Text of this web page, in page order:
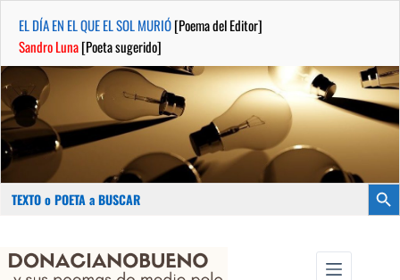
EL DÍA EN EL QUE EL SOL MURIÓ[Poema del Editor]
Sandro Luna[Poeta sugerido]
Buscar:
contenido